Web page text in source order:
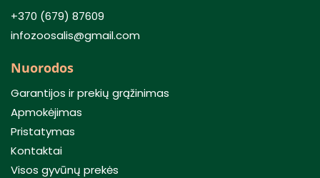
+370 (679) 87609
infozoosalis@gmail.com
Nuorodos
Garantijos ir prekių grąžinimas
Apmokėjimas
Pristatymas
Kontaktai
Visos gyvūnų prekės